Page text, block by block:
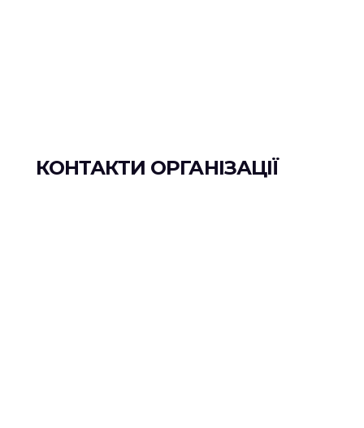
КОНТАКТИ ОРГАНІЗАЦІЇ